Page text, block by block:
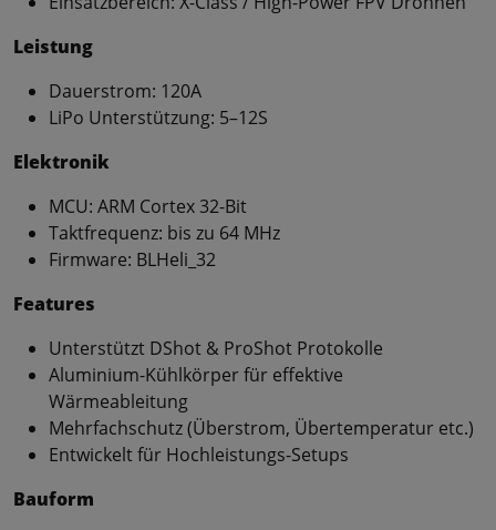
Leistung
Dauerstrom: 120A
LiPo Unterstützung: 5–12S
Elektronik
MCU: ARM Cortex 32-Bit
Taktfrequenz: bis zu 64 MHz
Firmware: BLHeli_32
Features
Unterstützt DShot & ProShot Protokolle
Aluminium-Kühlkörper für effektive
Wärmeableitung
Mehrfachschutz (Überstrom, Übertemperatur etc.)
Entwickelt für Hochleistungs-Setups
Bauform